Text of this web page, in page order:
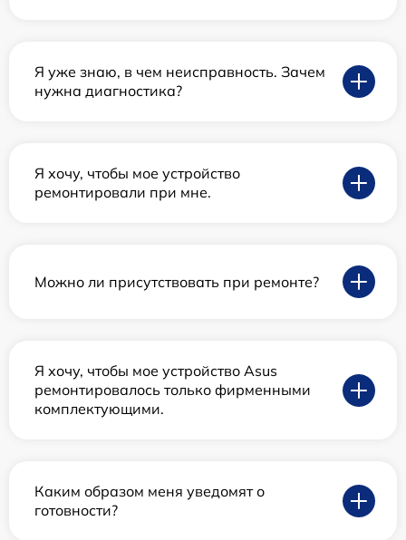
Я уже знаю, в чем неисправность. Зачем
нужна диагностика?
Я хочу, чтобы мое устройство
ремонтировали при мне.
Можно ли присутствовать при ремонте?
Я хочу, чтобы мое устройство Asus
ремонтировалось только фирменными
комплектующими.
Каким образом меня уведомят о
готовности?